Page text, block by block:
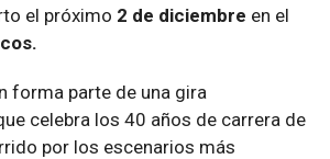
el próximo 2 de diciembre en el
forma parte de una gira
celebra los 40 años de carrera de
por los escenarios más